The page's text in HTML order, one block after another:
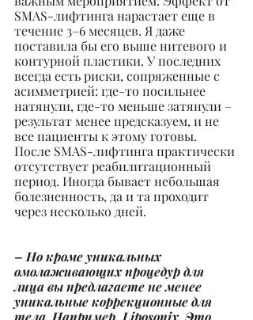
SMAS-лифтинга нарастает еще в
течение 3–6 месяцев. Я даже
поставила бы его выше нитевого и
контурной пластики. У последних
всегда есть риски, сопряженные с
асимметрией: где-то посильнее
натянули, где-то меньше затянули –
результат менее предсказуем, и не
все пациенты к этому готовы.
После SMAS-лифтинга практически
отсутствует реабилитационный
период. Иногда бывает небольшая
болезненность, да и та проходит
через несколько дней.
– Но кроме уникальных
омолаживающих процедур для
лица вы предлагаете не менее
уникальные коррекционные для
тела. Например, Liposonix. Это